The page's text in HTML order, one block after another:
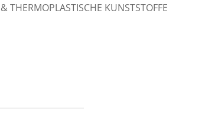
& THERMOPLASTISCHE KUNSTSTOFFE